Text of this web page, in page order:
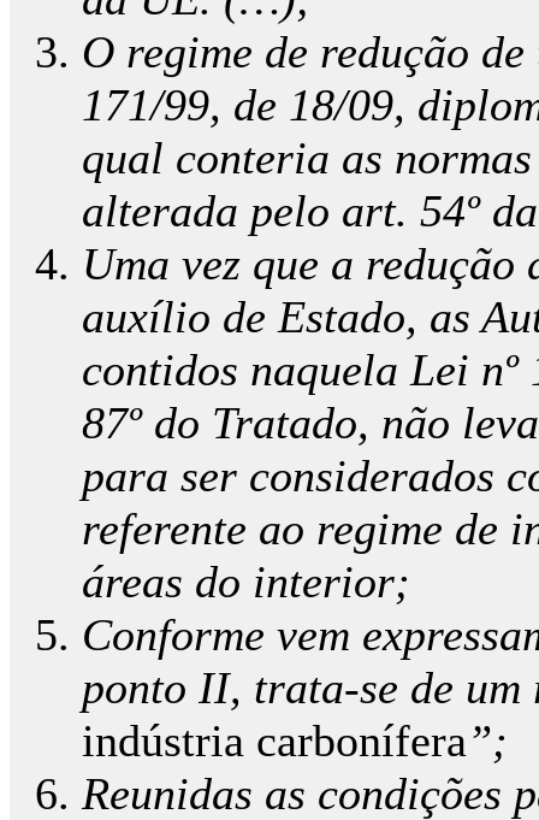
O regime de redução
171/99, de 18/09,
qual conteria as
alterada pelo art. 54º
Uma vez que a
auxílio de Estado, as
contidos naquela Lei
87º do Tratado, não
para ser considerados
referente ao regime de
áreas do interior;
Conforme vem
ponto II, trata-se de
indústria carbonífera”;
Reunidas as condições